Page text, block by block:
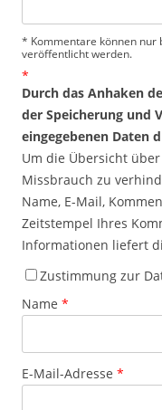
* Kommentare können nur
veröffentlicht werden.
*
Durch das Anhaken
der Speicherung und
eingegebenen Daten
Um die Übersicht
Missbrauch zu
Name, E-Mail,
Zeitstempel Ihres
Informationen liefert
Zustimmung zur
Name *
E-Mail-Adresse *